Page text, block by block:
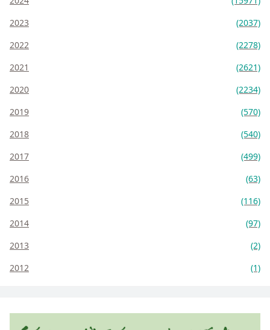
2023
(2037)
2022
(2278)
2021
(2621)
2020
(2234)
2019
(570)
2018
(540)
2017
(499)
2016
(63)
2015
(116)
2014
(97)
2013
(2)
2012
(1)